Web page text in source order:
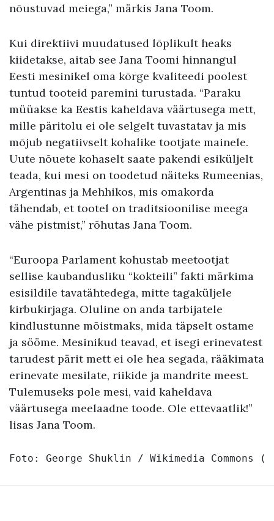
nõustuvad meiega,” märkis Jana Toom.
Kui direktiivi muudatused lõplikult heaks
kiidetakse, aitab see Jana Toomi hinnangul
Eesti mesinikel oma kõrge kvaliteedi poolest
tuntud tooteid paremini turustada. “Paraku
müüakse ka Eestis kaheldava väärtusega mett,
mille päritolu ei ole selgelt tuvastatav ja mis
mõjub negatiivselt kohalike tootjate mainele.
Uute nõuete kohaselt saate pakendi esiküljelt
teada, kui mesi on toodetud näiteks Rumeenias,
Argentinas ja Mehhikos, mis omakorda
tähendab, et tootel on traditsioonilise meega
vähe pistmist,” rõhutas Jana Toom.
“Euroopa Parlament kohustab meetootjat
sellise kaubandusliku “kokteili” fakti märkima
esisildile tavatähtedega, mitte tagaküljele
kirbukirjaga. Oluline on anda tarbijatele
kindlustunne mõistmaks, mida täpselt ostame
ja sööme. Mesinikud teavad, et isegi erinevatest
tarudest pärit mett ei ole hea segada, rääkimata
erinevate mesilate, riikide ja mandrite meest.
Tulemuseks pole mesi, vaid kaheldava
väärtusega meelaadne toode. Ole ettevaatlik!”
lisas Jana Toom.
Foto: George Shuklin / Wikimedia Commons (